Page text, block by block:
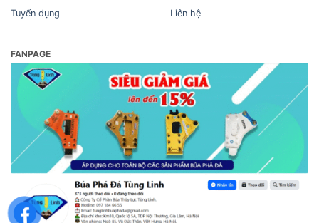
Tuyển dụng
Liên hệ
FANPAGE